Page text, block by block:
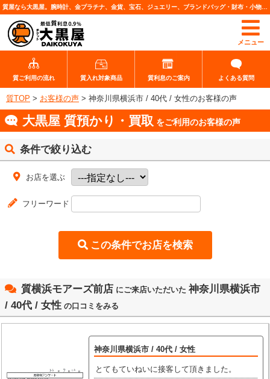
メニュー
質ご利用の流れ 質入れ対象商品 質利息のご案内 よくある質問
質TOP > お客様の声 > 神奈川県横浜市 / 40代 / 女性のお客様の声
大黒屋 質預かり・買取 をご利用のお客様の声
条件で絞り込む
お店を選ぶ
フリーワード
質横浜モアーズ前店 にご来店いただいた 神奈川県横浜市
/ 40代 / 女性 の口コミをみる
神奈川県横浜市 / 40代 / 女性
とてもていねいに接客して頂きました。